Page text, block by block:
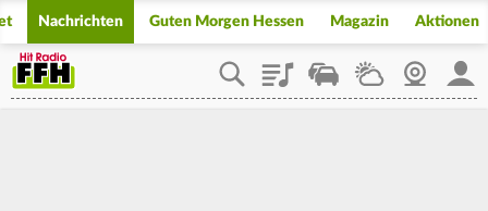
Nachrichten Guten Morgen Hessen Magazin Aktionen
PlaylistStaupilotWetterWebcam